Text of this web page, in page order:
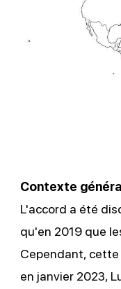
Contexte
L'accord a été
qu'en 2019 que
Cependant, cette
en janvier 2023,